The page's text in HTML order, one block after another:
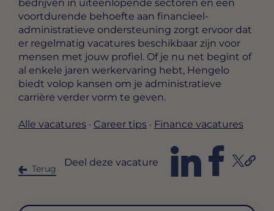
bedrijven in uiteenlopende sectoren en een
voortdurende behoefte aan financieel-
administratieve ondersteuning zorgt ervoor dat
er regelmatig vacatures beschikbaar zijn voor
mensen met jouw profiel. Of je nu net begint of
al enkele jaren werkervaring hebt, Hengelo
biedt volop kansen om je administratieve
carrière verder vorm te geven.
Alle vacatures · Career tips · Finance vacatures
Terug
Deel deze vacature